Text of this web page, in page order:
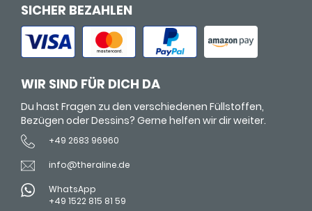
SICHER BEZAHLEN
WIR SIND FÜR DICH DA
Du hast Fragen zu den verschiedenen Füllstoffen,
Bezügen oder Dessins? Gerne helfen wir dir weiter.
+49 2683 96960
info@theraline.de
WhatsApp
+49 1522 815 81 59